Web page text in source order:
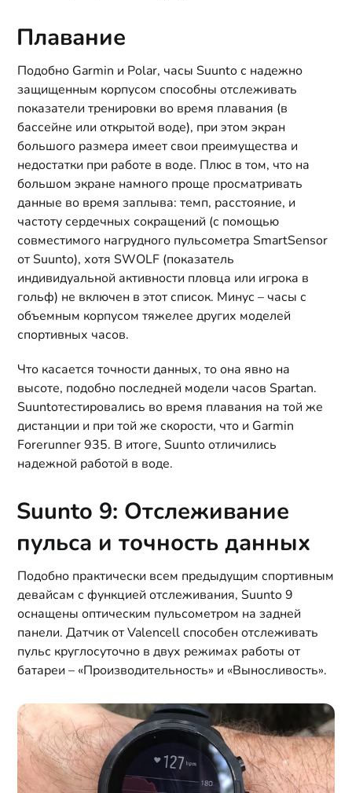
Плавание
Подобно Garmin и Polar, часы Suunto с надежно
защищенным корпусом способны отслеживать
показатели тренировки во время плавания (в
бассейне или открытой воде), при этом экран
большого размера имеет свои преимущества и
недостатки при работе в воде. Плюс в том, что на
большом экране намного проще просматривать
данные во время заплыва: темп, расстояние, и
частоту сердечных сокращений (с помощью
совместимого нагрудного пульсометра SmartSensor
от Suunto), хотя SWOLF (показатель
индивидуальной активности пловца или игрока в
гольф) не включен в этот список. Минус – часы с
объемным корпусом тяжелее других моделей
спортивных часов.
Что касается точности данных, то она явно на
высоте, подобно последней модели часов Spartan.
Suuntoтестировались во время плавания на той же
дистанции и при той же скорости, что и Garmin
Forerunner 935. В итоге, Suunto отличились
надежной работой в воде.
Suunto 9: Отслеживание
пульса и точность данных
Подобно практически всем предыдущим спортивным
девайсам с функцией отслеживания, Suunto 9
оснащены оптическим пульсометром на задней
панели. Датчик от Valencell способен отслеживать
пульс круглосуточно в двух режимах работы от
батареи – «Производительность» и «Выносливость».